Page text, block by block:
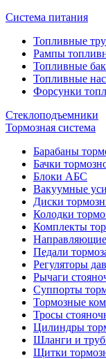
Система питания
Топливные
Рампы
Топливные
Топливные
Форсунки
Стеклоподъемники
Тормозная система
Барабаны
Бачки
Блоки АБС
Вакуумные
Диски
Колодки
Комплекты
Направляющие
Педали
Регуляторы
Рычаги
Суппорты
Тормозные
Тросы
Цилиндры
Шланги и
Щитки